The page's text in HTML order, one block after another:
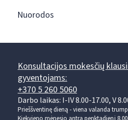
Nuorodos
Konsultacijos mokesčių
gyventojams:
+370 5 260 5060
Darbo laikas: I-IV 8.00-17.00, V
Prieššventinę dieną - viena valanda